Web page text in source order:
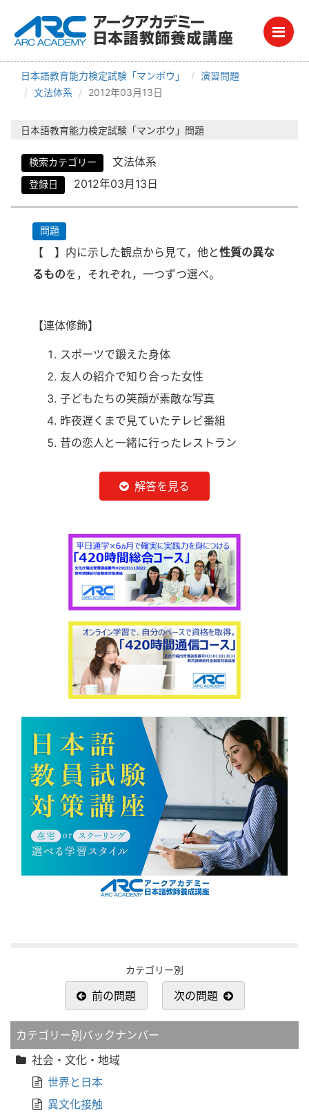
日本語教育能力検定試験「マンボウ」
演習問題
文法体系
2012年03月13日
日本語教育能力検定試験「マンボウ」問題
検索カテゴリー 文法体系
登録日 2012年03月13日
問題
【 】内に示した観点から見て，他と性質の異な
るものを，それぞれ，一つずつ選べ。
【連体修飾】
スポーツで鍛えた身体
友人の紹介で知り合った女性
子どもたちの笑顔が素敵な写真
昨夜遅くまで見ていたテレビ番組
昔の恋人と一緒に行ったレストラン
解答を見る
カテゴリー別
前の問題 次の問題
カテゴリー別バックナンバー
社会・文化・地域
世界と日本
異文化接触